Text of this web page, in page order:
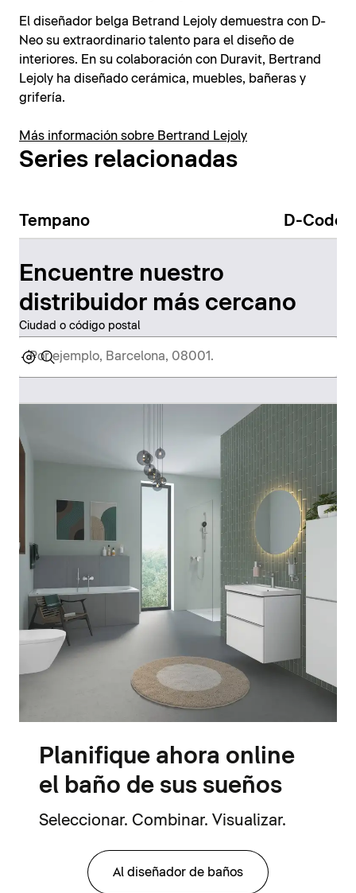
El diseñador belga Betrand Lejoly demuestra con D-
Neo su extraordinario talento para el diseño de
interiores. En su colaboración con Duravit, Bertrand
Lejoly ha diseñado cerámica, muebles, bañeras y
grifería.
Más información sobre Bertrand Lejoly
Series relacionadas
Tempano D-Code
Encuentre nuestro
distribuidor más cercano
Ciudad o código postal
Planifique ahora online
el baño de sus sueños
Seleccionar. Combinar. Visualizar.
Al diseñador de baños